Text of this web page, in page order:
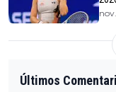
Últimos